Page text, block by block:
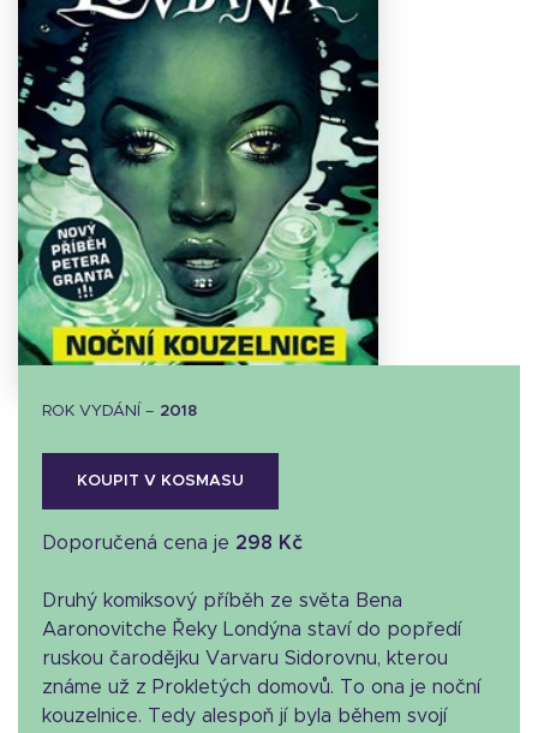
ROK VYDÁNÍ – 2018
KOUPIT V KOSMASU
Doporučená cena je 298 Kč
Druhý komiksový příběh ze světa Bena
Aaronovitche Řeky Londýna staví do popředí
ruskou čarodějku Varvaru Sidorovnu, kterou
známe už z Prokletých domovů. To ona je noční
kouzelnice. Tedy alespoň jí byla během svojí